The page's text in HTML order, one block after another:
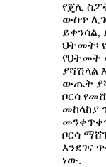
የጄሊ
ውስጥ
ይቀንሳል,
ህትመት፡
የህትመት
ያሻሽላል
ውጤት
ቦርሳ
መከላከያ
ቦርሳ
እንደገና
ነው.